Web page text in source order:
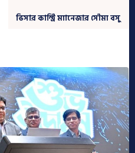
ভিসার কান্ট্রি ম্যানেজার সৌম্য বসু